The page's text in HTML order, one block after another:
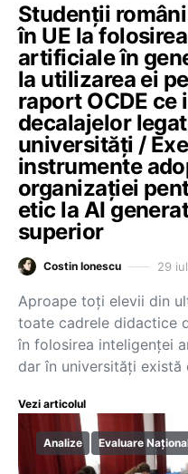
Studenții
în UE la
artificiale în
la utilizarea ei
raport OCDE ce
decalajelor
universități /
instrumente
organizației
etic la AI
superior
Costin Ionescu 29
Aproape toți elevii din
toate cadrele didactice
în folosirea inteligenței
dar în universități
Vezi articolul
Analize Evaluare